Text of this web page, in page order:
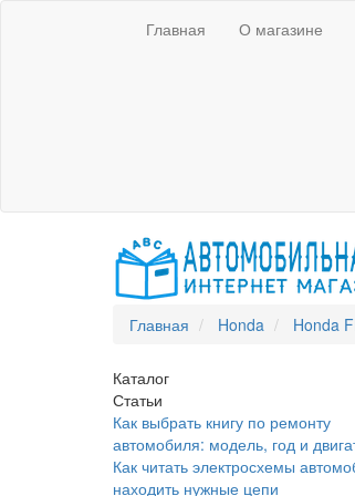
Главная О магазине
Главная Honda Honda
Каталог
Статьи
Как выбрать книгу по ремонту
автомобиля: модель, год и
Как читать электросхемы
находить нужные цепи